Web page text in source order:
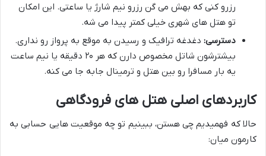
رزرو کنی که بهش می گن رزرو نیم شارژ یا ساعتی. این امکان
تو هتل های شهری خیلی کمتر پیدا می شه.
دسترسی: دغدغه ترافیک و رسیدن به موقع به پرواز رو نداری.
بیشترشون شاتل مخصوص دارن که هر ۲۰ دقیقه یا نیم ساعت
یه بار مسافرا رو بین هتل و ترمینال جابه جا می کنه.
کاربردهای اصلی هتل های فرودگاهی
حالا که فهمیدیم چی هستن، ببینیم تو چه موقعیت هایی حسابی به
کارمون میان: